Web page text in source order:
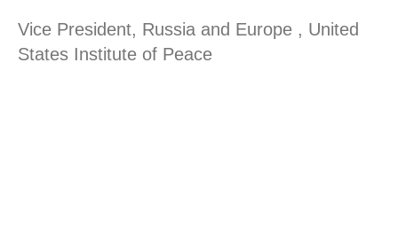
Vice President, Russia and Europe , United
States Institute of Peace